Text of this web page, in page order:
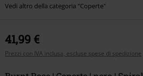
Vedi altro della categoria "Coperte"
41,99 €
Prezzi con IVA inclusa, escluse spese di spedizione